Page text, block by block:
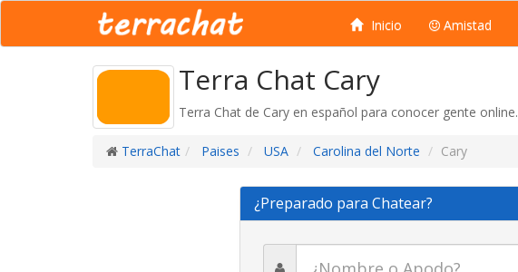
Inicio Amistad
Terra Chat Cary
Terra Chat de Cary en español para conocer gente online.
TerraChat Paises USA Carolina del Norte Cary
¿Preparado para Chatear?